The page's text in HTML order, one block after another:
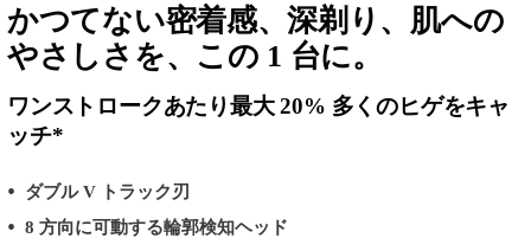
かつてない密着感、深剃り、肌への
やさしさを、この 1 台に。
ワンストロークあたり最大 20% 多くのヒゲをキャ
ッチ*
ダブル V トラック刃
8 方向に可動する輪郭検知ヘッド